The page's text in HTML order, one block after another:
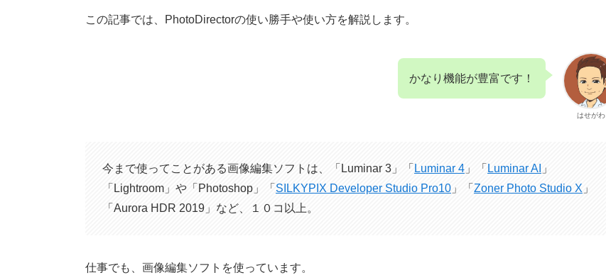
この記事では、PhotoDirectorの使い勝手や使い方を解説します。
はせがわ
かなり機能が豊富です！
今まで使ってことがある画像編集ソフトは、「Luminar 3」「 Luminar 4 」「 Luminar AI 」
「Lightroom」や「Photoshop」「 SILKYPIX Developer Studio Pro10 」「 Zoner Photo Studio X 」
「Aurora HDR 2019」など、１０コ以上。
仕事でも、画像編集ソフトを使っています。